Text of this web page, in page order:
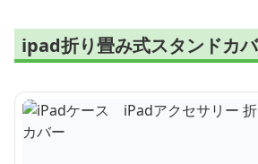
ipad折り畳み式スタンドカ